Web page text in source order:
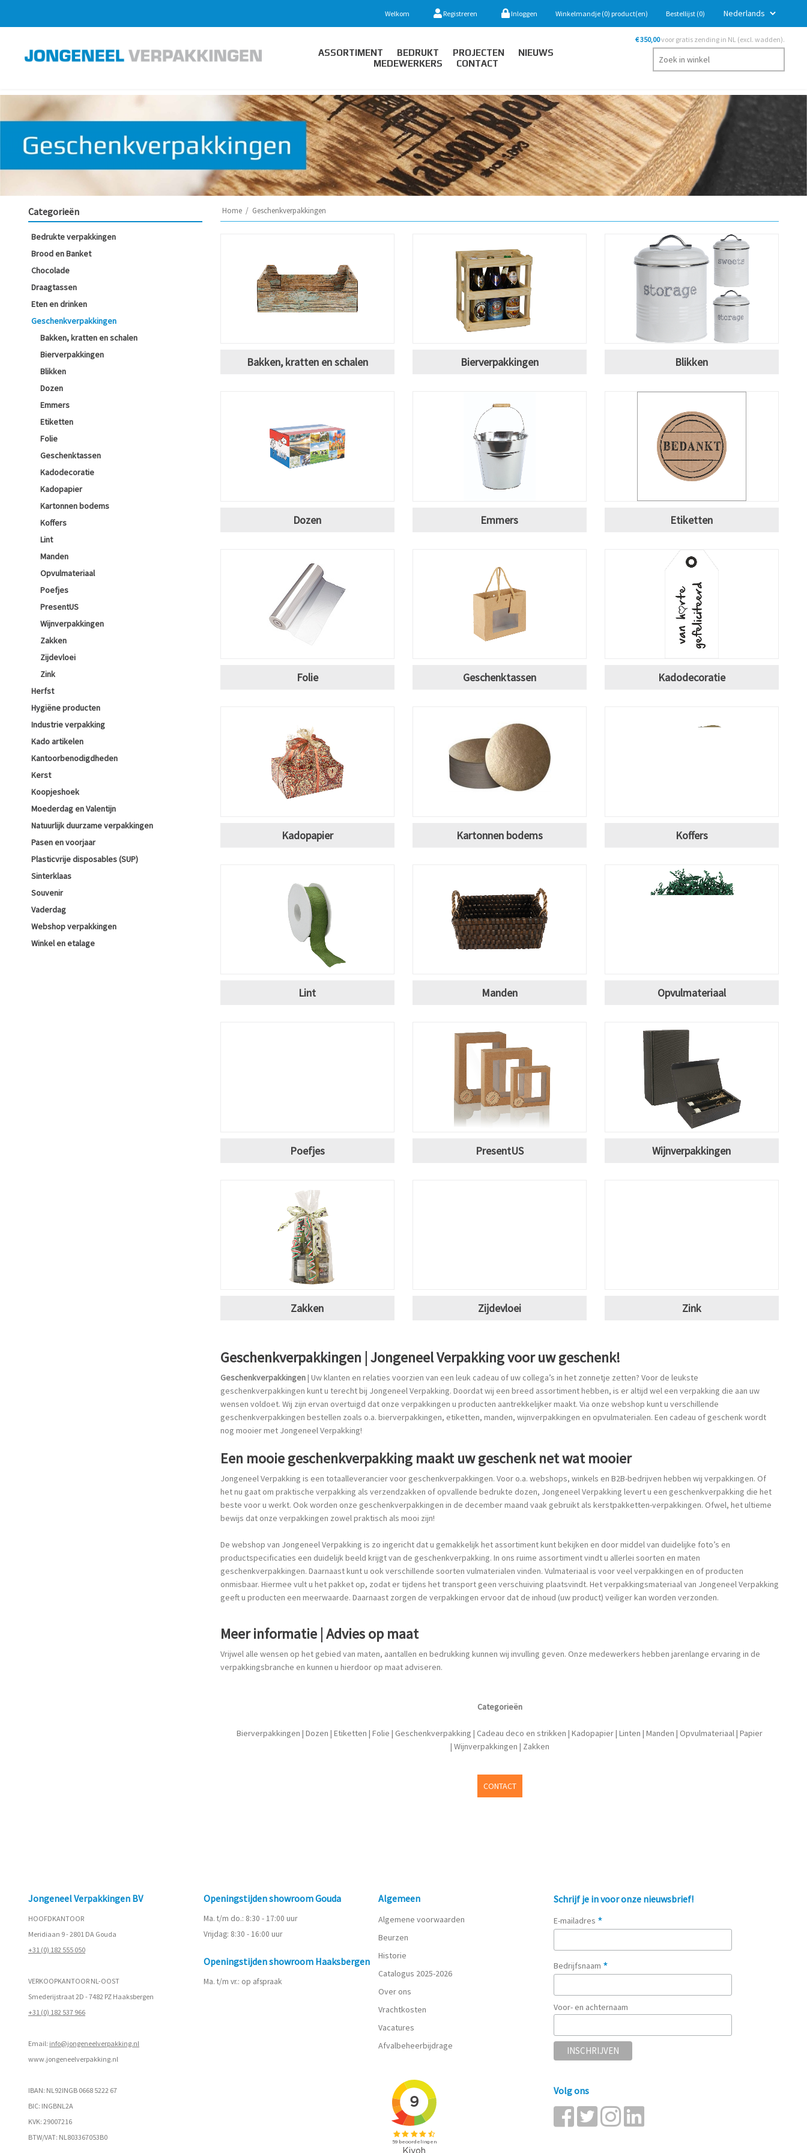
Welkom Registreren Inloggen Winkelmandje (0) product(en) Bestellijst (0)
ASSORTIMENT BEDRUKT PROJECTEN
NIEUWS
MEDEWERKERS
CONTACT
€ 350,00voor gratis zending in NL (excl. wadden).
Categorieën
Bedrukte verpakkingen
Brood en Banket
Chocolade
Draagtassen
Eten en drinken
Geschenkverpakkingen
Bakken, kratten en schalen
Bierverpakkingen
Blikken
Dozen
Emmers
Etiketten
Folie
Geschenktassen
Kadodecoratie
Kadopapier
Kartonnen bodems
Koffers
Lint
Manden
Opvulmateriaal
Poefjes
PresentUS
Wijnverpakkingen
Zakken
Zijdevloei
Zink
Herfst
Hygiëne producten
Industrie verpakking
Kado artikelen
Kantoorbenodigdheden
Kerst
Koopjeshoek
Moederdag en Valentijn
Natuurlijk duurzame verpakkingen
Pasen en voorjaar
Plasticvrije disposables (SUP)
Sinterklaas
Souvenir
Vaderdag
Webshop verpakkingen
Winkel en etalage
Home / Geschenkverpakkingen
Bakken, kratten en schalen Bierverpakkingen Blikken
Dozen Emmers Etiketten
Folie Geschenktassen Kadodecoratie
Kadopapier Kartonnen bodems Koffers
Lint Manden Opvulmateriaal
Poefjes PresentUS Wijnverpakkingen
Zakken Zijdevloei Zink
Geschenkverpakkingen | Jongeneel Verpakking voor uw geschenk!
Geschenkverpakkingen| Uw klanten en relaties voorzien van een leuk cadeau of uw collega’s in het zonnetje zetten? Voor de leukste
geschenkverpakkingen kunt u terecht bij Jongeneel Verpakking. Doordat wij een breed assortiment hebben, is er altijd wel een verpakking die aan uw
wensen voldoet. Wij zijn ervan overtuigd dat onze verpakkingen u producten aantrekkelijker maakt. Via onze webshop kunt u verschillende
geschenkverpakkingen bestellen zoals o.a. bierverpakkingen, etiketten, manden, wijnverpakkingen en opvulmaterialen. Een cadeau of geschenk wordt
nog mooier met Jongeneel Verpakking!
Een mooie geschenkverpakking maakt uw geschenk net wat mooier
Jongeneel Verpakking is een totaalleverancier voor geschenkverpakkingen. Voor o.a. webshops, winkels en B2B-bedrijven hebben wij verpakkingen. Of
het nu gaat om praktische verpakking als verzendzakken of opvallende bedrukte dozen, Jongeneel Verpakking levert u een geschenkverpakking die het
beste voor u werkt. Ook worden onze geschenkverpakkingen in de december maand vaak gebruikt als kerstpakketten-verpakkingen. Ofwel, het ultieme
bewijs dat onze verpakkingen zowel praktisch als mooi zijn!
De webshop van Jongeneel Verpakking is zo ingericht dat u gemakkelijk het assortiment kunt bekijken en door middel van duidelijke foto’s en
productspecificaties een duidelijk beeld krijgt van de geschenkverpakking. In ons ruime assortiment vindt u allerlei soorten en maten
geschenkverpakkingen. Daarnaast kunt u ook verschillende soorten vulmaterialen vinden. Vulmateriaal is voor veel verpakkingen en of producten
onmisbaar. Hiermee vult u het pakket op, zodat er tijdens het transport geen verschuiving plaatsvindt. Het verpakkingsmateriaal van Jongeneel Verpakking
geeft u producten een meerwaarde. Daarnaast zorgen de verpakkingen ervoor dat de inhoud (uw product) veiliger kan worden verzonden.
Meer informatie | Advies op maat
Vrijwel alle wensen op het gebied van maten, aantallen en bedrukking kunnen wij invulling geven. Onze medewerkers hebben jarenlange ervaring in de
verpakkingsbranche en kunnen u hierdoor op maat adviseren.
Categorieën
Bierverpakkingen | Dozen | Etiketten | Folie | Geschenkverpakking | Cadeau deco en strikken | Kadopapier| Linten | Manden | Opvulmateriaal| Papier
| Wijnverpakkingen | Zakken
CONTACT
Jongeneel Verpakkingen BV
HOOFDKANTOOR
Meridiaan 9 - 2801 DA Gouda
+31 (0) 182 555 050
VERKOOPKANTOOR NL-OOST
Smederijstraat 2D - 7482 PZ Haaksbergen
+31 (0) 182 537 966
Email: info@jongeneelverpakking.nl
www.jongeneelverpakking.nl
IBAN: NL92INGB 0668 5222 67
BIC: INGBNL2A
KVK: 29007216
BTW/VAT: NL803367053B0
Openingstijden showroom Gouda
Ma. t/m do.: 8:30 - 17:00 uur
Vrijdag: 8:30 - 16:00 uur
Openingstijden showroom Haaksbergen
Ma. t/m vr.: op afspraak
Algemeen
Algemene voorwaarden
Beurzen
Historie
Catalogus 2025-2026
Over ons
Vrachtkosten
Vacatures
Afvalbeheerbijdrage
Schrijf je in voor onze nieuwsbrief!
E-mailadres *
Bedrijfsnaam *
Voor- en achternaam
Volg ons